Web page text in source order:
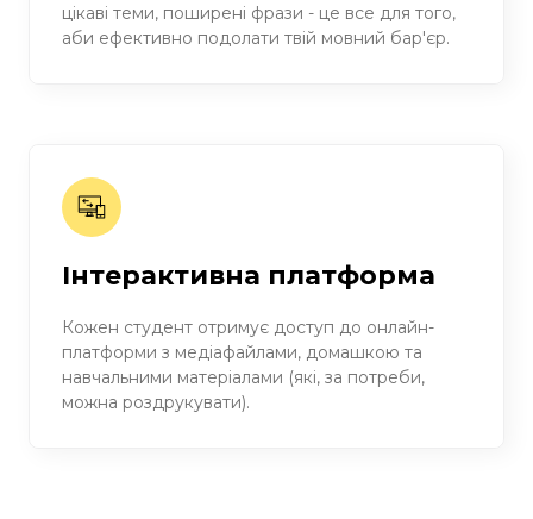
цікаві теми, поширені фрази - це все для того,
аби ефективно подолати твій мовний бар'єр.
Інтерактивна платформа
Кожен студент отримує доступ до онлайн-
платформи з медіафайлами, домашкою та
навчальними матеріалами (які, за потреби,
можна роздрукувати).